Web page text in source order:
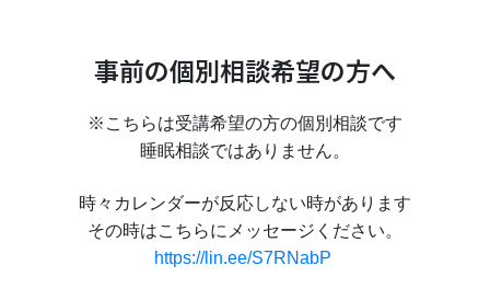
事前の個別相談希望の方へ
※こちらは受講希望の方の個別相談です
睡眠相談ではありません。
時々カレンダーが反応しない時があります
その時はこちらにメッセージください。
https://lin.ee/S7RNabP